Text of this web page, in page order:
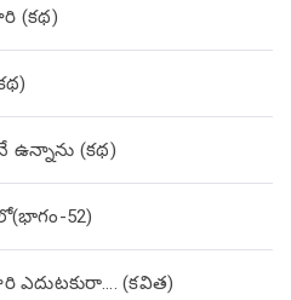
(కథ)
ఉన్నాను (క‌థ‌)
52)
(కవిత)